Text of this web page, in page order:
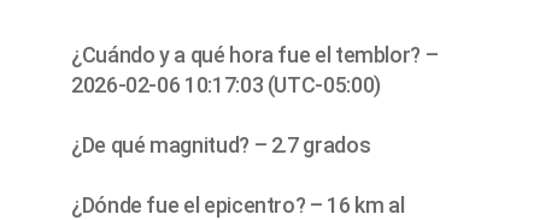
¿Cuándo y a qué hora fue el temblor? –
2026-02-06 10:17:03 (UTC-05:00)
¿De qué magnitud? – 2.7 grados
¿Dónde fue el epicentro? – 16 km al